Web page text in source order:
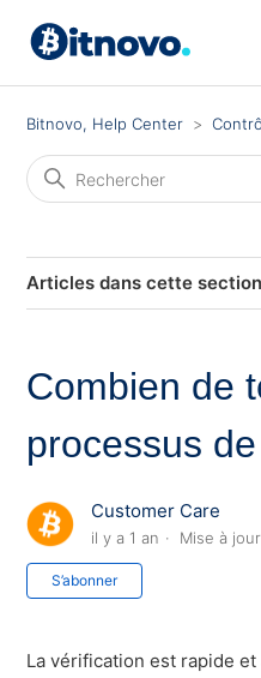
Bitnovo, Help Center
Articles dans cette section
Combien de
processus
Customer Care
il y a 1 an Mise à jour
S’abonner
La vérification est rapide et